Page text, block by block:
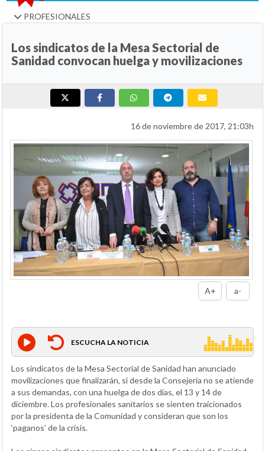
PROFESIONALES
Los sindicatos de la Mesa Sectorial de
Sanidad convocan huelga y movilizaciones
16 de noviembre de 2017, 21:03h
A+ a-
ESCUCHA LA NOTICIA
Los sindicatos de la Mesa Sectorial de Sanidad han anunciado
movilizaciones que finalizarán, si desde la Consejería no se atiende
a sus demandas, con una huelga de dos días, el 13 y 14 de
diciembre. Los profesionales sanitarios se sienten traicionados
por la presidenta de la Comunidad y consideran que son los
‘paganos’ de la crisis.